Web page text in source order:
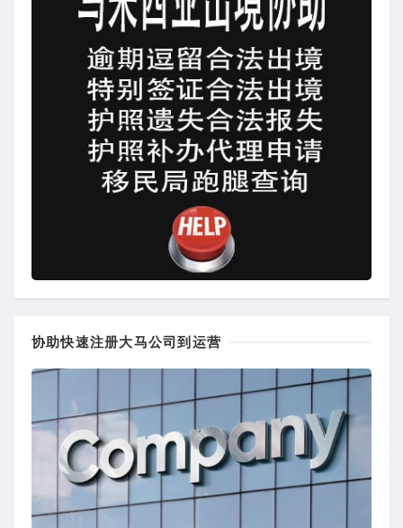
协助快速注册大马公司到运营